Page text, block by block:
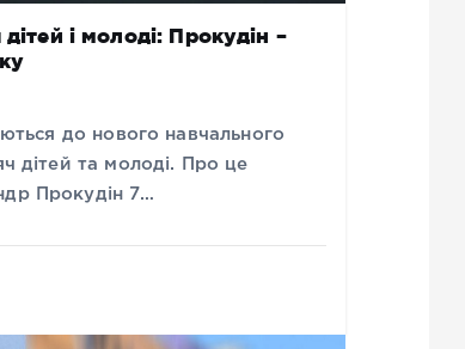
і молоді: Прокудін –
до нового навчального
дітей та молоді. Про це
Прокудін 7…